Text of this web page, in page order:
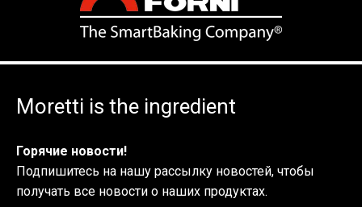
Moretti is the ingredient
Горячие новости!
Подпишитесь на нашу рассылку новостей, чтобы
получать все новости о наших продуктах.